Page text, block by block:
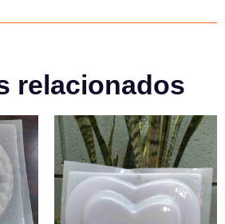
relacionados